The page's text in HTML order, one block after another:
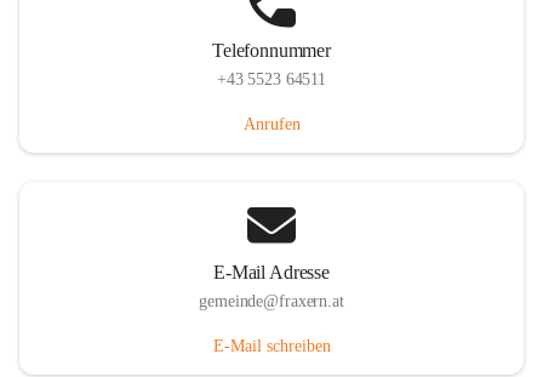
Telefonnummer
+43 5523 64511
Anrufen
E-Mail Adresse
gemeinde@fraxern.at
E-Mail schreiben